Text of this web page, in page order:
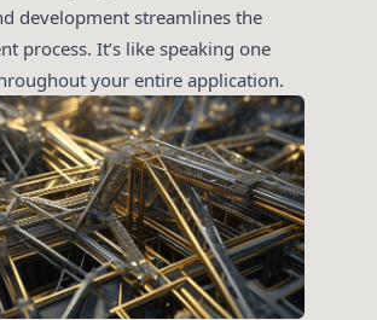
development streamlines the
process. It’s like speaking one
your entire application.